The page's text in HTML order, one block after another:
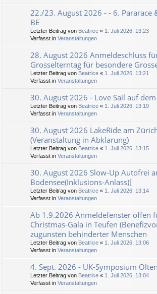
22./23. August 2026 - - 6. Pararace
BE
Letzter Beitrag von Beatrice « 1. Juli 2026, 13:23
Verfasst in Veranstaltungen
28. August 2026 Anmeldeschluss
Grosselterntag für besondere
Letzter Beitrag von Beatrice « 1. Juli 2026, 13:21
Verfasst in Veranstaltungen
30. August 2026 - Love Sail auf
Letzter Beitrag von Beatrice « 1. Juli 2026, 13:19
Verfasst in Veranstaltungen
30. August 2026 LakeRide am
(Veranstaltung in Abklärung)
Letzter Beitrag von Beatrice « 1. Juli 2026, 13:15
Verfasst in Veranstaltungen
30. August 2026 Slow-Up Autofrei
Bodensee(Inklusions-Anlass)[
Letzter Beitrag von Beatrice « 1. Juli 2026, 13:14
Verfasst in Veranstaltungen
Ab 1.9.2026 Anmeldefenster offen
Christmas-Gala in Teufen
zugunsten behinderter Menschen
Letzter Beitrag von Beatrice « 1. Juli 2026, 13:06
Verfasst in Veranstaltungen
4. Sept. 2026 - UK-Symposium Olten
Letzter Beitrag von Beatrice « 1. Juli 2026, 13:04
Verfasst in Veranstaltungen